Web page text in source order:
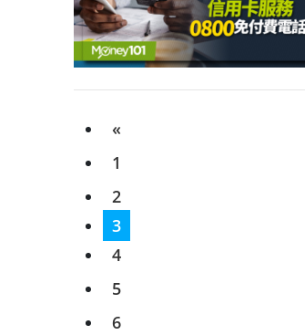
«
1
2
3
4
5
6